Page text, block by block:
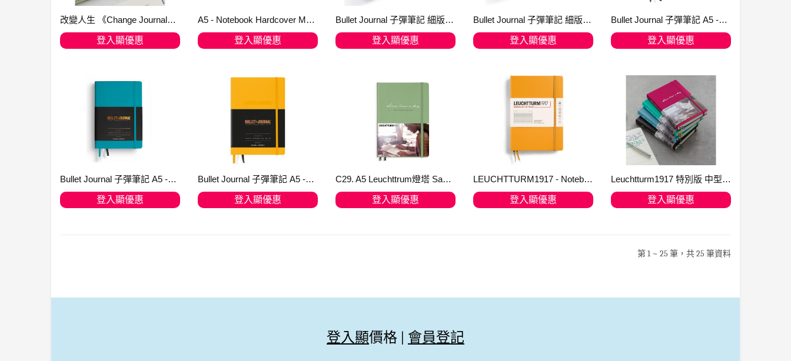
改變人生 《Change Journal》 Leuchtturm1917 English 僅提供英文版 三種顏色 : Berry, Anthracite, Sage - 送筆先生【石頭筆】
登入顯優惠
A5 - Notebook Hardcover Medium -251 Numbered Pages for Writing and Journaling (Apricot)
登入顯優惠
Bullet Journal 子彈筆記 細版 Pocket Pack of 3 - Black
登入顯優惠
Bullet Journal 子彈筆記 細版 Pocket Pack of 3 - Yellow24
登入顯優惠
Bullet Journal 子彈筆記 A5 -Edition-2-Black-363572 - 送筆先生【石頭筆】
登入顯優惠
Bullet Journal 子彈筆記 A5 -Edition-2-Turquoise25 - 送筆先生【石頭筆】(可訂購)
登入顯優惠
Bullet Journal 子彈筆記 A5 -Edition-2-Yellow黃色- 371205 - 送筆先生【石頭筆】
登入顯優惠
C29. A5 Leuchttrum燈塔 Same Lines a day - 363840 (只限1) 旺角倉每週六發貨一次！ [順豐到付]
登入顯優惠
LEUCHTTURM1917 - Notebook Hardcover Medium A5-251 Numbered Pages for Writing and Journaling (Rising Sun, plain)
登入顯優惠
Leuchtturm1917 特別版 中型 A5 筆記簿 - Some Lines a Day 5年記憶筆記簿 - 365 頁
登入顯優惠
第 1 ~ 25 筆，共 25 筆資料
登入顯價格 | 會員登記